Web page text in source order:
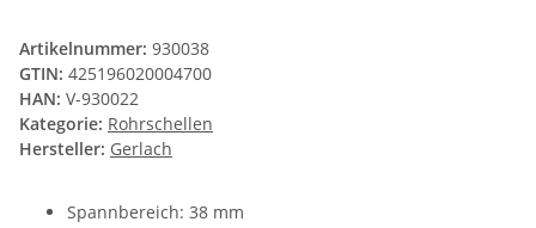
Artikelnummer: 930038
GTIN: 425196020004700
HAN: V-930022
Kategorie: Rohrschellen
Hersteller: Gerlach
Spannbereich: 38 mm